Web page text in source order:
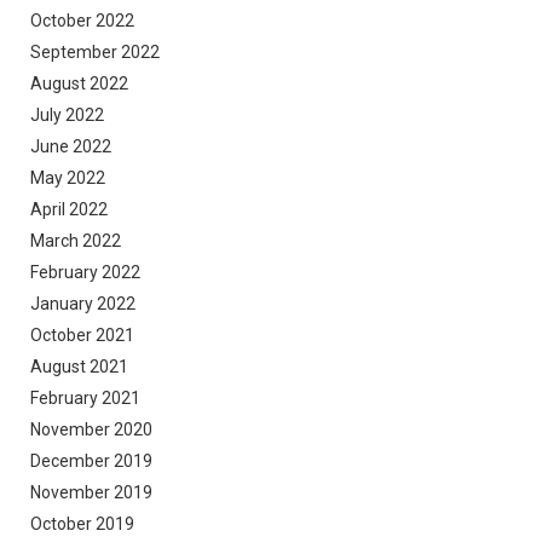
October 2022
September 2022
August 2022
July 2022
June 2022
May 2022
April 2022
March 2022
February 2022
January 2022
October 2021
August 2021
February 2021
November 2020
December 2019
November 2019
October 2019